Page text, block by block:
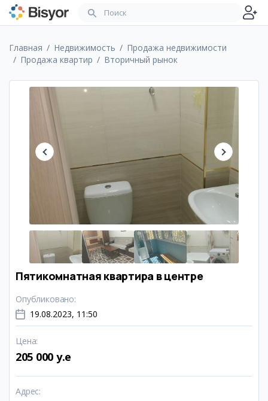
Главная Недвижимость
Продажа недвижимости
Продажа квартир
Вторичный рынок
Пятикомнатная квартира в центре
Опубликовано:
19.08.2023, 11:50
Цена:
205 000 y.e
Адрес: